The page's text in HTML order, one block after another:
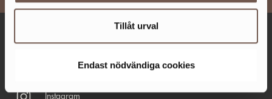
Tillåt urval
Endast nödvändiga cookies
ÖPPET IDAG 10-20
Instagram